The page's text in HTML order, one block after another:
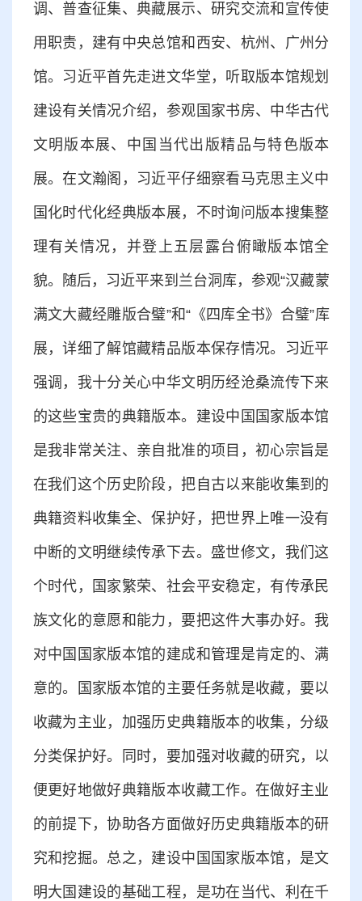
调、普查征集、典藏展示、研究交流和宣传使
用职责，建有中央总馆和西安、杭州、广州分
馆。习近平首先走进文华堂，听取版本馆规划
建设有关情况介绍，参观国家书房、中华古代
文明版本展、中国当代出版精品与特色版本
展。在文瀚阁，习近平仔细察看马克思主义中
国化时代化经典版本展，不时询问版本搜集整
理有关情况，并登上五层露台俯瞰版本馆全
貌。随后，习近平来到兰台洞库，参观“汉藏蒙
满文大藏经雕版合璧”和“《四库全书》合璧”库
展，详细了解馆藏精品版本保存情况。习近平
强调，我十分关心中华文明历经沧桑流传下来
的这些宝贵的典籍版本。建设中国国家版本馆
是我非常关注、亲自批准的项目，初心宗旨是
在我们这个历史阶段，把自古以来能收集到的
典籍资料收集全、保护好，把世界上唯一没有
中断的文明继续传承下去。盛世修文，我们这
个时代，国家繁荣、社会平安稳定，有传承民
族文化的意愿和能力，要把这件大事办好。我
对中国国家版本馆的建成和管理是肯定的、满
意的。国家版本馆的主要任务就是收藏，要以
收藏为主业，加强历史典籍版本的收集，分级
分类保护好。同时，要加强对收藏的研究，以
便更好地做好典籍版本收藏工作。在做好主业
的前提下，协助各方面做好历史典籍版本的研
究和挖掘。总之，建设中国国家版本馆，是文
明大国建设的基础工程，是功在当代、利在千